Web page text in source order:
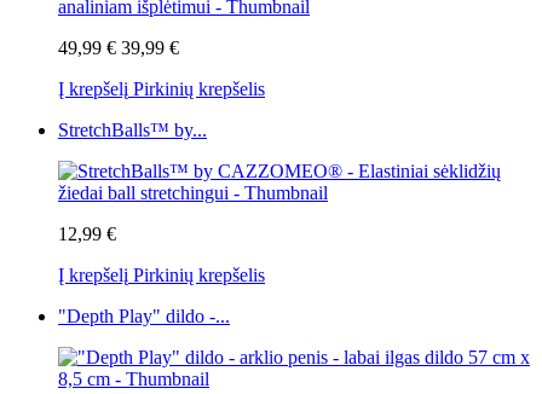
49,99 € 39,99 €
Į krepšelį Pirkinių krepšelis
StretchBalls™ by...
12,99 €
Į krepšelį Pirkinių krepšelis
"Depth Play" dildo -...